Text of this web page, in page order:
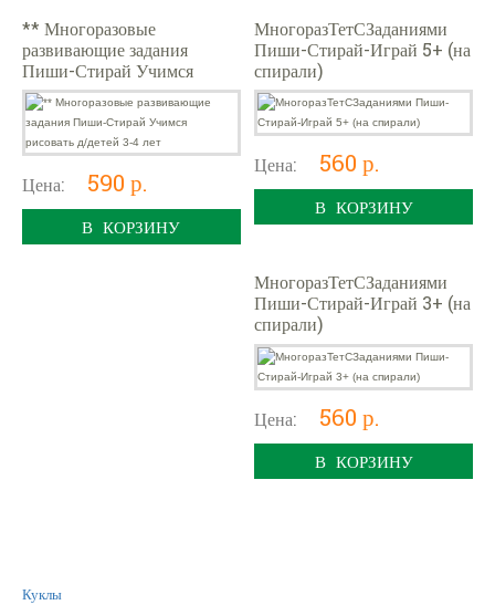
** Многоразовые
развивающие задания
Пиши-Стирай Учимся
рисовать д/детей 3-4 лет
Цена: 590 р.
В КОРЗИНУ
МногоразТетСЗаданиями
Пиши-Стирай-Играй 5+ (на
спирали)
Цена: 560 р.
В КОРЗИНУ
МногоразТетСЗаданиями
Пиши-Стирай-Играй 3+ (на
спирали)
Цена: 560 р.
В КОРЗИНУ
Куклы